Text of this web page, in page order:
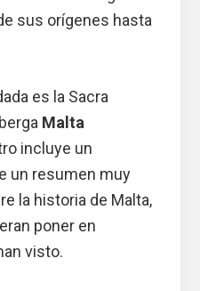
sus orígenes hasta
es la Sacra
Malta
incluye un
un resumen muy
la historia de Malta,
poner en
visto.